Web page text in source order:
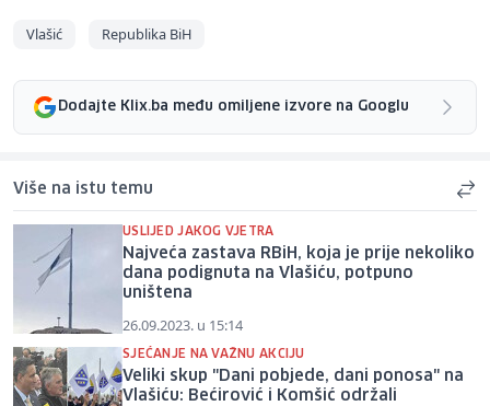
Vlašić Republika BiH
Dodajte Klix.ba među omiljene izvore na Googlu
Više na istu temu
USLIJED JAKOG VJETRA
Najveća zastava RBiH, koja je prije nekoliko
dana podignuta na Vlašiću, potpuno
uništena
26.09.2023. u 15:14
SJEĆANJE NA VAŽNU AKCIJU
Veliki skup "Dani pobjede, dani ponosa" na
Vlašiću: Bećirović i Komšić održali